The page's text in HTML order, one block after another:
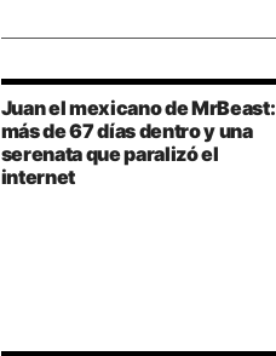
Juan el mexicano de MrBeast:
más de 67 días dentro y una
serenata que paralizó el
internet